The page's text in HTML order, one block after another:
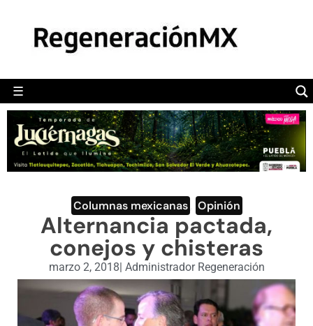
☰
POLÍTICA
CAMALEÓN
OPINIÓN
DEPORTES
ENGLISH SECTION
VIDEOS
Columnas mexicanas Opinión
Alternancia pactada,
conejos y chisteras
marzo 2, 2018| Administrador Regeneración